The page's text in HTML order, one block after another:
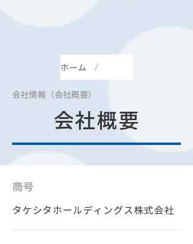
ホーム
会社情報（会社概要）
会社概要
商号
タケシタホールディングス株式会社